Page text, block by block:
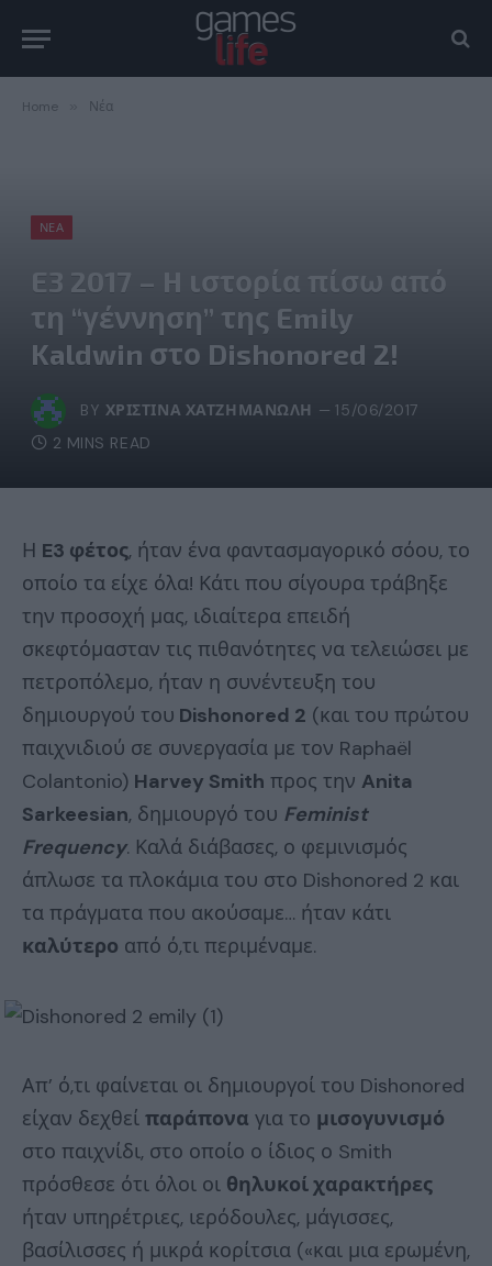
Home Νέα
ΝΈΑ
E3 2017 – H ιστορία πίσω από
τη “γέννηση” της Emily
Kaldwin στο Dishonored 2!
BY ΧΡΙΣΤΊΝΑ ΧΑΤΖΗΜΑΝΏΛΗ
15/06/2017
2 MINS READ
Η E3 φέτος, ήταν ένα φαντασμαγορικό σόου, το
οποίο τα είχε όλα! Κάτι που σίγουρα τράβηξε
την προσοχή μας, ιδιαίτερα επειδή
σκεφτόμασταν τις πιθανότητες να τελειώσει με
πετροπόλεμο, ήταν η συνέντευξη του
δημιουργού του Dishonored 2 (και του πρώτου
παιχνιδιού σε συνεργασία με τον Raphaël
Colantonio) Harvey Smith προς την Anita
Sarkeesian, δημιουργό του Feminist
Frequency. Καλά διάβασες, ο φεμινισμός
άπλωσε τα πλοκάμια του στο Dishonored 2 και
τα πράγματα που ακούσαμε… ήταν κάτι
καλύτερο από ό,τι περιμέναμε.
Απ’ ό,τι φαίνεται οι δημιουργοί του Dishonored
είχαν δεχθεί παράπονα για το μισογυνισμό
στο παιχνίδι, στο οποίο ο ίδιος ο Smith
πρόσθεσε ότι όλοι οι θηλυκοί χαρακτήρες
ήταν υπηρέτριες, ιερόδουλες, μάγισσες,
βασίλισσες ή μικρά κορίτσια («και μια ερωμένη,